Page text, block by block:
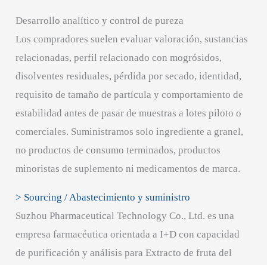
Desarrollo analítico y control de pureza
Los compradores suelen evaluar valoración, sustancias
relacionadas, perfil relacionado con mogrósidos,
disolventes residuales, pérdida por secado, identidad,
requisito de tamaño de partícula y comportamiento de
estabilidad antes de pasar de muestras a lotes piloto o
comerciales. Suministramos solo ingrediente a granel,
no productos de consumo terminados, productos
minoristas de suplemento ni medicamentos de marca.
> Sourcing / Abastecimiento y suministro
Suzhou Pharmaceutical Technology Co., Ltd. es una
empresa farmacéutica orientada a I+D con capacidad
de purificación y análisis para Extracto de fruta del